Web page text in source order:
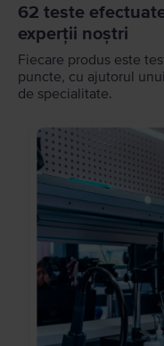
62 teste
experții noștri
Fiecare produs este
puncte, cu ajutorul
de specialitate.